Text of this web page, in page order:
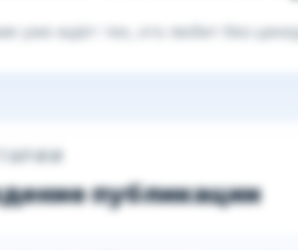
уже ждёт тех, кто любит без
публикации